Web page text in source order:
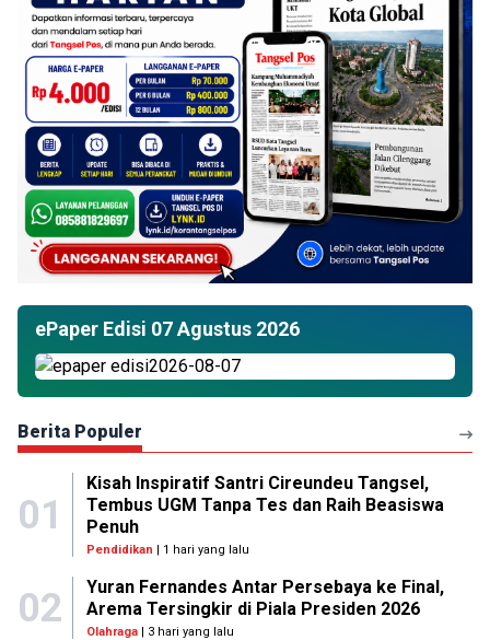
ePaper Edisi 07 Agustus 2026
Berita Populer
01
Kisah Inspiratif Santri Cireundeu Tangsel,
Tembus UGM Tanpa Tes dan Raih Beasiswa
Penuh
Pendidikan | 1 hari yang lalu
02
Yuran Fernandes Antar Persebaya ke Final,
Arema Tersingkir di Piala Presiden 2026
Olahraga| 3 hari yang lalu